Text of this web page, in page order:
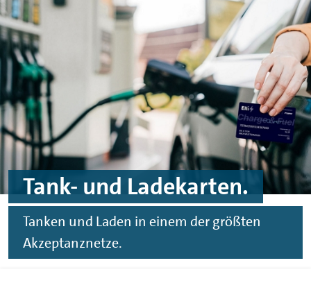
Zum Hauptinhalt springen
Zur Fußzeile springen
Tank- und Ladekarten.
Tanken und Laden in einem der größten
Akzeptanznetze.